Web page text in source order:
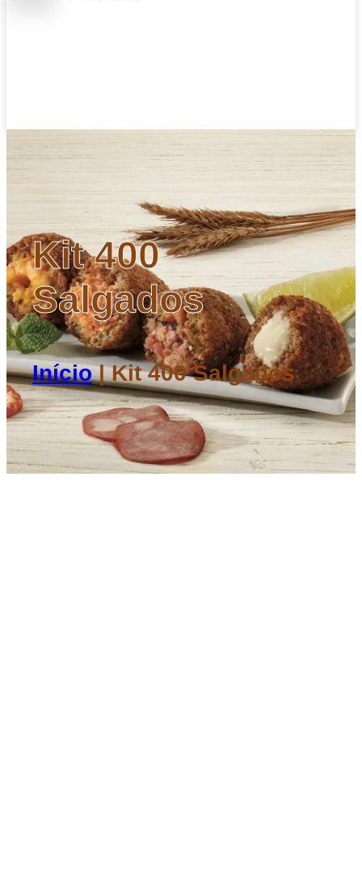
Kit 400
Salgados
Início|Kit 400 Salgados